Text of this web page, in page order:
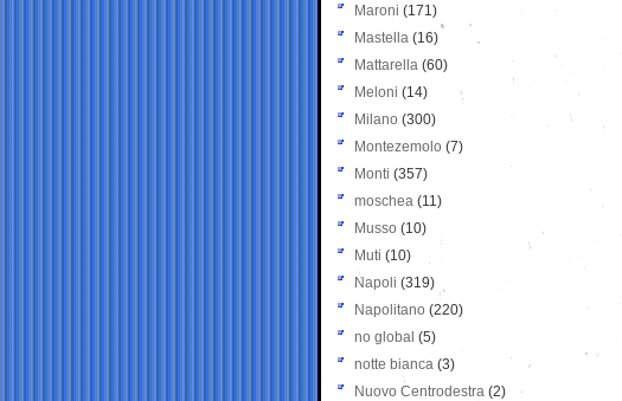
Maroni (171)
Mastella (16)
Mattarella (60)
Meloni (14)
Milano (300)
Montezemolo (7)
Monti (357)
moschea (11)
Musso (10)
Muti (10)
Napoli (319)
Napolitano (220)
no global (5)
notte bianca (3)
Nuovo Centrodestra (2)